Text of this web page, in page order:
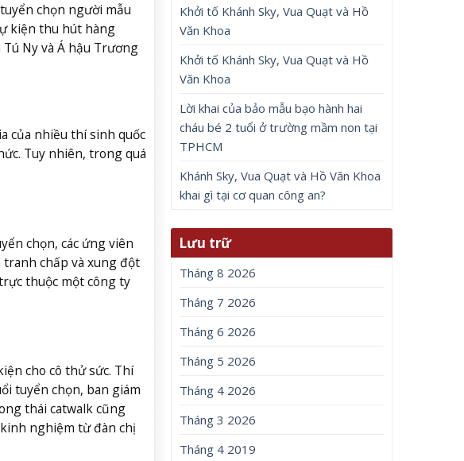
chọn người mẫu
kiện thu hút hàng
Ny và Á hậu Trương
của nhiều thí sinh quốc
Tuy nhiên, trong quá
chọn, các ứng viên
chấp và xung đột
thuộc một công ty
cho cô thử sức. Thí
tuyển chọn, ban giám
thái catwalk cũng
nghiệm từ đàn chị
Khởi tố Khánh Sky, Vua Quạt và Hồ
Văn Khoa
Khởi tố Khánh Sky, Vua Quạt và Hồ
Văn Khoa
Lời khai của bảo mẫu bạo hành hai
cháu bé 2 tuổi ở trường mầm non tại
TPHCM
Khánh Sky, Vua Quạt và Hồ Văn Khoa
khai gì tại cơ quan công an?
Lưu trữ
Tháng 8 2026
Tháng 7 2026
Tháng 6 2026
Tháng 5 2026
Tháng 4 2026
Tháng 3 2026
Tháng 4 2019